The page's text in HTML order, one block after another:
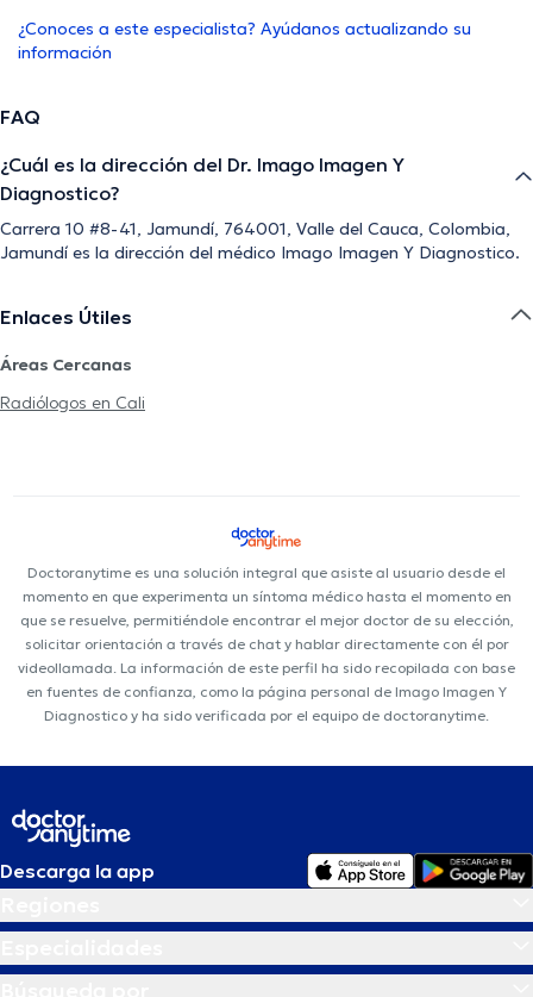
¿Conoces a este especialista? Ayúdanos actualizando su
información
FAQ
¿Cuál es la dirección del Dr. Imago Imagen Y
Diagnostico?
Carrera 10 #8-41, Jamundí, 764001, Valle del Cauca, Colombia,
Jamundí es la dirección del médico Imago Imagen Y Diagnostico.
Enlaces Útiles
Áreas Cercanas
Radiólogos en Cali
Doctoranytime es una solución integral que asiste al usuario desde el
momento en que experimenta un síntoma médico hasta el momento en
que se resuelve, permitiéndole encontrar el mejor doctor de su elección,
solicitar orientación a través de chat y hablar directamente con él por
videollamada. La información de este perfil ha sido recopilada con base
en fuentes de confianza, como la página personal de Imago Imagen Y
Diagnostico y ha sido verificada por el equipo de doctoranytime.
Descarga la app